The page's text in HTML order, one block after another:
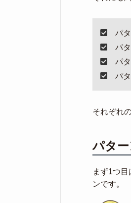
パ
パ
パ
パ
それぞれ
パタ
まず1つ
ンです。